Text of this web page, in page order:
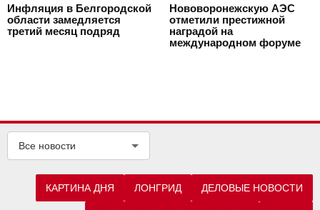
Инфляция в Белгородской
области замедляется
третий месяц подряд
Нововоронежскую АЭС
отметили престижной
наградой на
международном форуме
Все новости
КАРТИНА ДНЯ ЛОНГРИД ДЕЛОВЫЕ НОВОСТИ